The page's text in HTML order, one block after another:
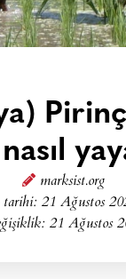
nasıl
marksist.org
tarihi: 21 Ağustos
21 Ağustos